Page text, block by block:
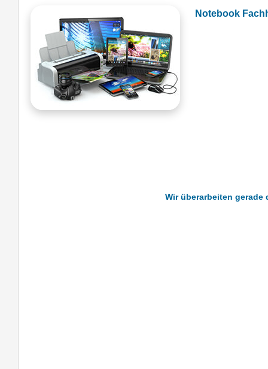
Notebook
Wir überarbeiten